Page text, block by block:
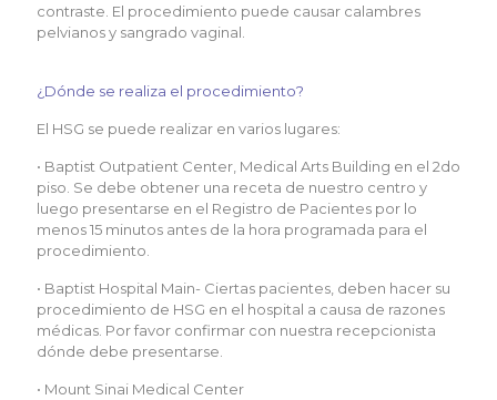
contraste. El procedimiento puede causar calambres
pelvianos y sangrado vaginal.
¿Dónde se realiza el procedimiento?
El HSG se puede realizar en varios lugares:
• Baptist Outpatient Center, Medical Arts Building en el 2do
piso. Se debe obtener una receta de nuestro centro y
luego presentarse en el Registro de Pacientes por lo
menos 15 minutos antes de la hora programada para el
procedimiento.
• Baptist Hospital Main- Ciertas pacientes, deben hacer su
procedimiento de HSG en el hospital a causa de razones
médicas. Por favor confirmar con nuestra recepcionista
dónde debe presentarse.
• Mount Sinai Medical Center